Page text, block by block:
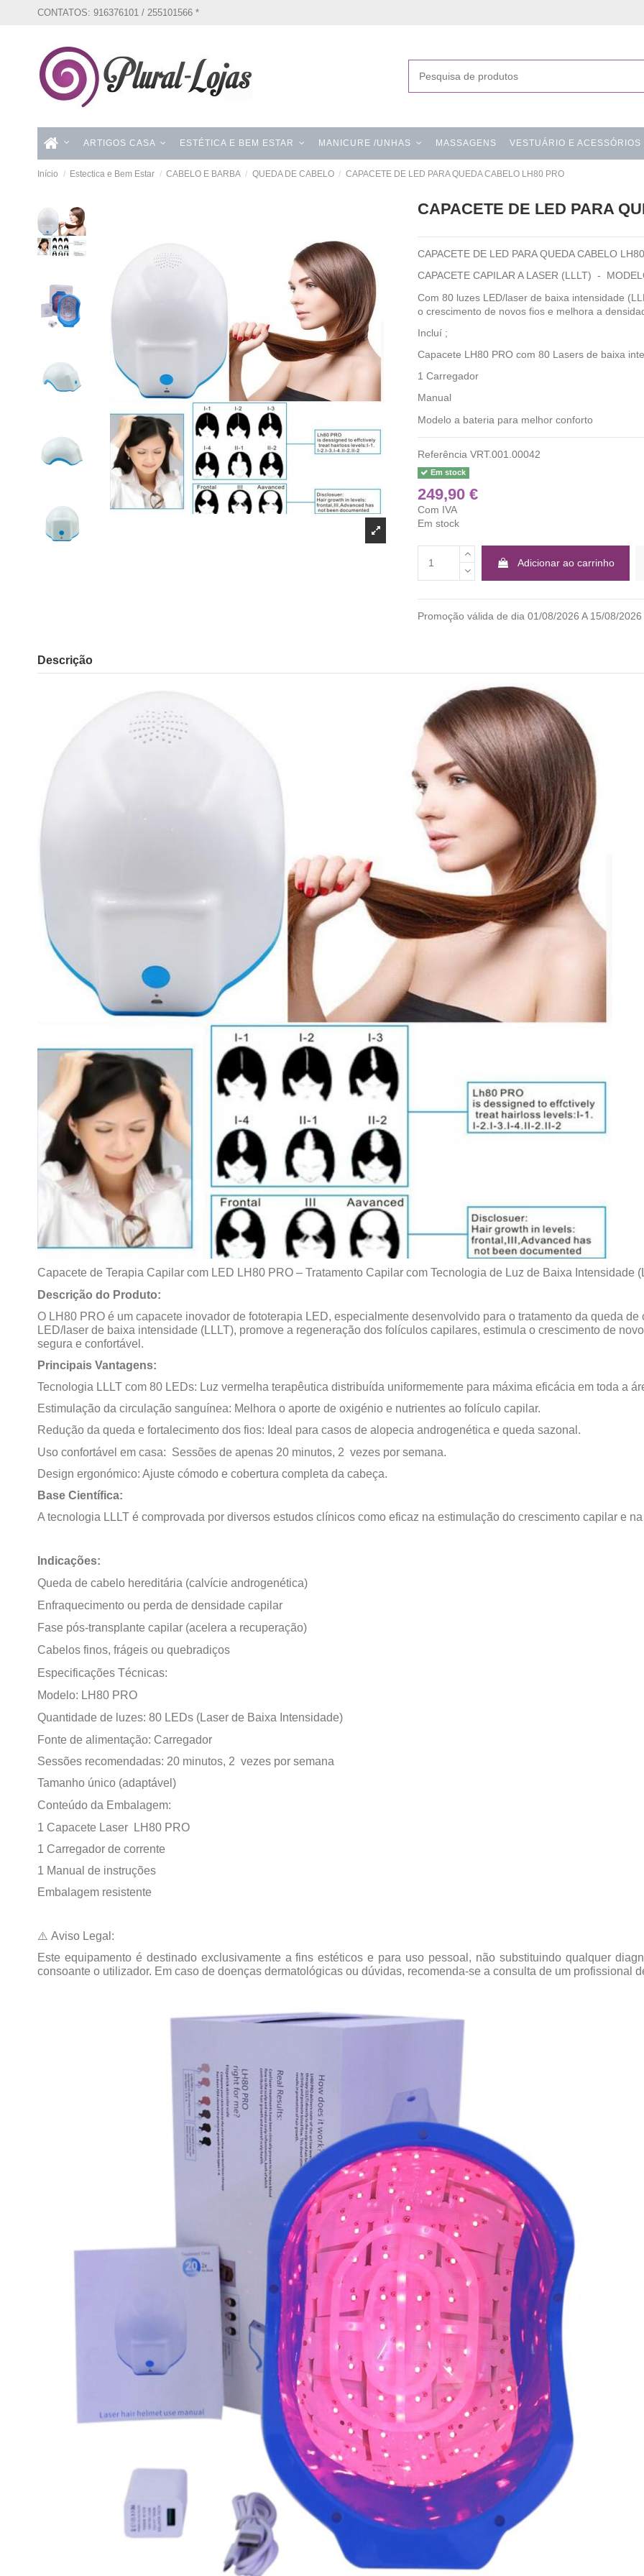
CONTATOS: 916376101 / 255101566 *
ARTIGOS CASA ESTÉTICA E BEM ESTAR MANICURE /UNHAS MASSAGENS VESTUÁRIO E ACESSÓRIOS
Início Estectica e Bem Estar CABELO E BARBA QUEDA DE CABELO CAPACETE DE LED PARA QUEDA CABELO LH80 PRO
CAPACETE DE LED PARA
CAPACETE DE LED PARA QUEDA CABELO
CAPACETE CAPILAR A LASER (LLLT) -
Com 80 luzes LED/laser de baixa intensidade
o crescimento de novos fios e melhora a
Incluí ;
Capacete LH80 PRO com 80 Lasers de baixa
1 Carregador
Manual
Modelo a bateria para melhor conforto
Referência VRT.001.00042
Em stock
249,90 €
Com IVA
Em stock
Adicionar ao carrinho
Promoção válida de dia 01/08/2026 A 15/08/
Descrição
Capacete de Terapia Capilar com LED LH80 PRO – Tratamento Capilar com Tecnologia de Luz de Baixa Intensidade
Descrição do Produto:
O LH80 PRO é um capacete inovador de fototerapia LED, especialmente desenvolvido para o tratamento da queda
LED/laser de baixa intensidade (LLLT), promove a regeneração dos folículos capilares, estimula o crescimento de
segura e confortável.
Principais Vantagens:
Tecnologia LLLT com 80 LEDs: Luz vermelha terapêutica distribuída uniformemente para máxima eficácia em toda a
Estimulação da circulação sanguínea: Melhora o aporte de oxigénio e nutrientes ao folículo capilar.
Redução da queda e fortalecimento dos fios: Ideal para casos de alopecia androgenética e queda sazonal.
Uso confortável em casa: Sessões de apenas 20 minutos, 2 vezes por semana.
Design ergonómico: Ajuste cómodo e cobertura completa da cabeça.
Base Científica:
A tecnologia LLLT é comprovada por diversos estudos clínicos como eficaz na estimulação do crescimento capilar e
Indicações:
Queda de cabelo hereditária (calvície androgenética)
Enfraquecimento ou perda de densidade capilar
Fase pós-transplante capilar (acelera a recuperação)
Cabelos finos, frágeis ou quebradiços
Especificações Técnicas:
Modelo: LH80 PRO
Quantidade de luzes: 80 LEDs (Laser de Baixa Intensidade)
Fonte de alimentação: Carregador
Sessões recomendadas: 20 minutos, 2 vezes por semana
Tamanho único (adaptável)
Conteúdo da Embalagem:
1 Capacete Laser LH80 PRO
1 Carregador de corrente
1 Manual de instruções
Embalagem resistente
⚠️ Aviso Legal:
Este equipamento é destinado exclusivamente a fins estéticos e para uso pessoal, não substituindo qualquer
consoante o utilizador. Em caso de doenças dermatológicas ou dúvidas, recomenda-se a consulta de um profissional